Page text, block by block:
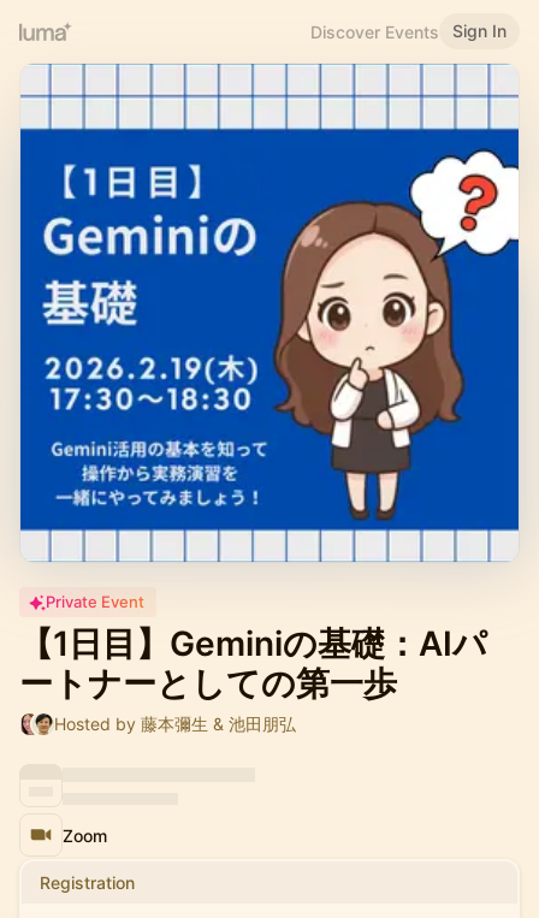
Discover Events Sign In
Private Event
【1日目】Geminiの基礎：AIパ
ートナーとしての第一歩
Hosted by 藤本彌生 & 池田朋弘
Zoom
Registration